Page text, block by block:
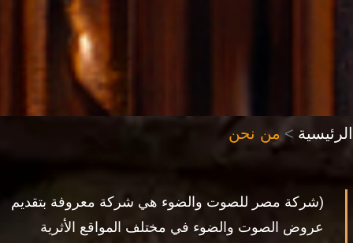
الرئيسية من نحن
(شركة مصر للصوت والضوء هي شركة معروفة بتقديم
عروض الصوت والضوء في مختلف المواقع الأثرية